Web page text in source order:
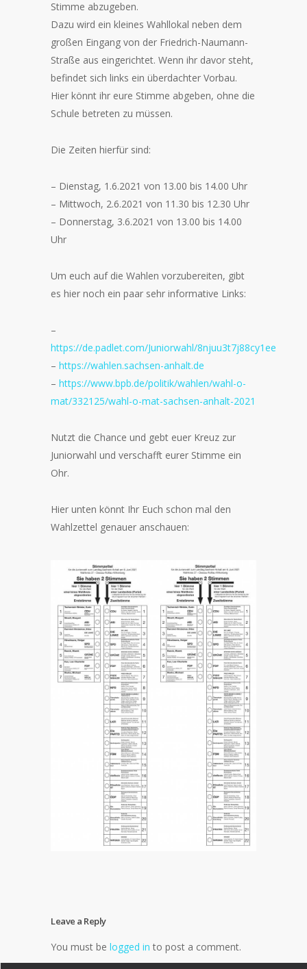
Stimme abzugeben.
Dazu wird ein kleines Wahllokal neben dem
großen Eingang von der Friedrich-Naumann-
Straße aus eingerichtet. Wenn ihr davor steht,
befindet sich links ein überdachter Vorbau.
Hier könnt ihr eure Stimme abgeben, ohne die
Schule betreten zu müssen.
Die Zeiten hierfür sind:
– Dienstag, 1.6.2021 von 13.00 bis 14.00 Uhr
– Mittwoch, 2.6.2021 von 11.30 bis 12.30 Uhr
– Donnerstag, 3.6.2021 von 13.00 bis 14.00
Uhr
Um euch auf die Wahlen vorzubereiten, gibt
es hier noch ein paar sehr informative Links:
–
https://de.padlet.com/Juniorwahl/8njuu3t7j88cy1ee
– https://wahlen.sachsen-anhalt.de
– https://www.bpb.de/politik/wahlen/wahl-o-
mat/332125/wahl-o-mat-sachsen-anhalt-2021
Nutzt die Chance und gebt euer Kreuz zur
Juniorwahl und verschafft eurer Stimme ein
Ohr.
Hier unten könnt Ihr Euch schon mal den
Wahlzettel genauer anschauen:
Leave a Reply
You must be logged in to post a comment.